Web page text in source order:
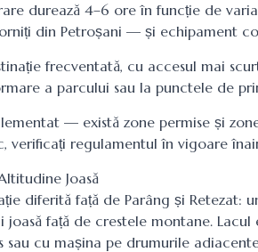
durează 4–6 ore în funcție de
din Petroșani — și echipament
frecventată, cu accesul mai
a parcului sau la punctele de
— există zone permise și
verificați regulamentul în vigoare
Joasă
diferită față de Parâng și Retezat:
față de crestele montane.
cu mașina pe drumurile